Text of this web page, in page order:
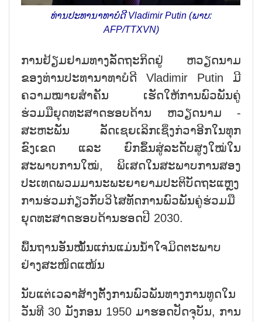
ທ່ານປະທານາທາບໍດີ Vladimir Putin (ພາບ:
AFP/TTXVN)
ການຢ້ຽມຢາມທາງລັດຖະກິດຢູ່ ຫວຽດນາມ
ຂອງທ່ານປະທານາທາບໍດີ Vladimir Putin ມີ
ຄວາມໝາຍສຳຄັນ ເຮັດໃຫ້ການພົວພັນຄູ່
ຮ່ວມມືຍຸດທະສາດຮອບດ້ານ ຫວຽດນາມ -
ສະຫະພັນ ລັດເຊຍເລິກເຊິ່ງກ່ວາອີກໃນທຸກ
ຂົງເຂດ ແລະ ຍົກຂຶ້ນສູ່ລະດັບສູງໃໝ່ໃນ
ສະພາບການໃໝ່, ພິເສດໃນສະພາບການສອງ
ປະເທດພວມມານະພະຍາຍາມປະຕິບັດຖະແຫຼງ
ການຮ່ວມກ່ຽວກັບວິໄສທັດການພົວພັນຄູ່ຮ່ວມມື
ຍຸດທະສາດຮອບດ້ານຮອດປີ 2030.
ພື້ນຖານອັນໝັ້ນແກ່ນແມ່ນນ້ຳໃຈມິດຕະພາບ
ຢ່າງສະໜິດແໜ້ນ
ນັບແຕ່ເວລາສ້າງຕັ້ງການພົວພັນທາງການທູດໃນ
ວັນທີ 30 ມັງກອນ 1950 ມາຮອດປັດຈຸບັນ, ການ